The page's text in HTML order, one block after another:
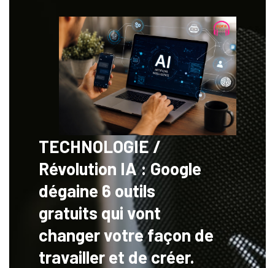
TECHNOLOGIE /
Révolution IA : Google
dégaine 6 outils
gratuits qui vont
changer votre façon de
travailler et de créer.